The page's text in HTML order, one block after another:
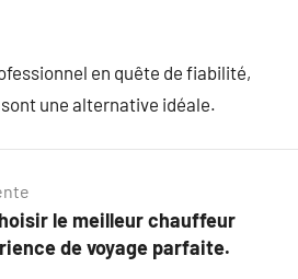
en quête de fiabilité,
une alternative idéale.
le meilleur chauffeur
de voyage parfaite.